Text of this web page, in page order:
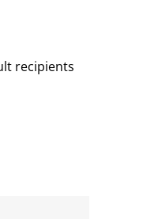
recipients